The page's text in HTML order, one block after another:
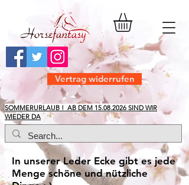
​SOMMERURLAUB ! AB DEM 15.08.2026 SIND WIR
WIEDER DA
Vertrag widerrufen
In unserer Leder Ecke gibt es jede
Menge schöne und nützliche